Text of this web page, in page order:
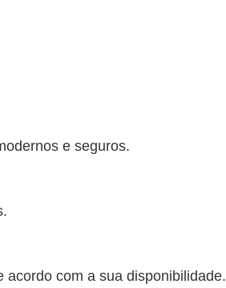
e seguros.
com a sua disponibilidade.